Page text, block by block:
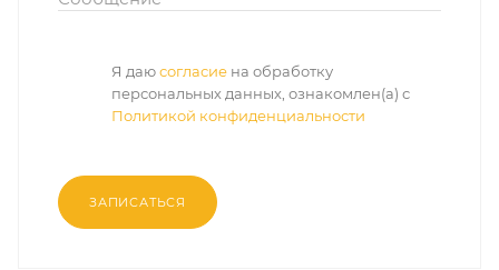
Я даюсогласие на обработку
персональных данных, ознакомлен(а) с
Политикой конфиденциальности
ЗАПИСАТЬСЯ